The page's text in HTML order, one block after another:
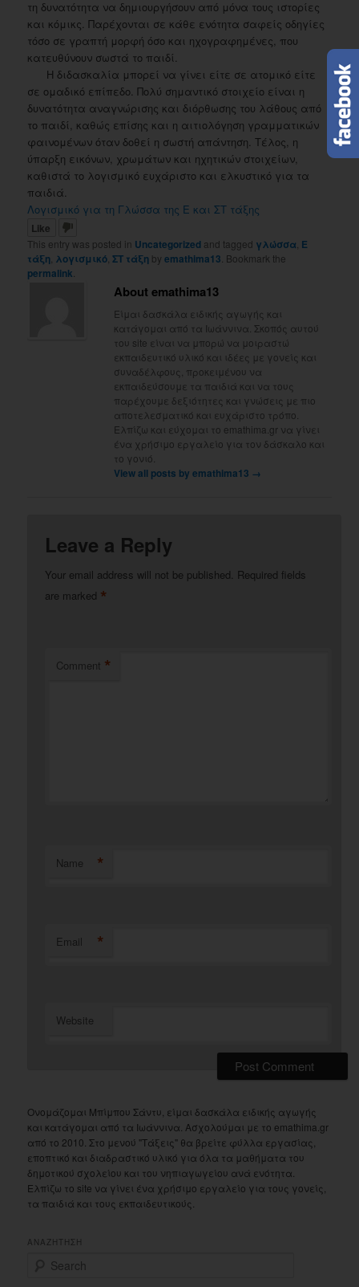
τη δυνατότητα να δημιουργήσουν από μόνα τους ιστορίες
και κόμικς. Παρέχονται σε κάθε ενότητα σαφείς οδηγίες
τόσο σε γραπτή μορφή όσο και ηχογραφημένες, που
κατευθύνουν σωστά το παιδί.
Η διδασκαλία μπορεί να γίνει είτε σε ατομικό είτε
σε ομαδικό επίπεδο. Πολύ σημαντικό στοιχείο είναι η
δυνατότητα αναγνώρισης και διόρθωσης του λάθους από
το παιδί, καθώς επίσης και η αιτιολόγηση γραμματικών
φαινομένων όταν δοθεί η σωστή απάντηση. Τέλος, η
ύπαρξη εικόνων, χρωμάτων και ηχητικών στοιχείων,
καθιστά το λογισμικό ευχάριστο και ελκυστικό για τα
παιδιά.
Λογισμικό για τη Γλώσσα της Ε και ΣΤ τάξης
Like
This entry was posted in Uncategorized and tagged γλώσσα Ε
τάξη λογισμικό ,ΣΤ τάξη byemathima13 . Bookmark the
permalink
About emathima13
Είμαι δασκάλα ειδικής αγωγής και
κατάγομαι από τα Ιωάννινα. Σκοπός αυτού
του site είναι να μπορώ να μοιραστώ
εκπαιδευτικό υλικό και ιδέες με γονείς και
συναδέλφους, προκειμένου να
εκπαιδεύσουμε τα παιδιά και να τους
παρέχουμε δεξιότητες και γνώσεις με πιο
αποτελεσματικό και ευχάριστο τρόπο.
Ελπίζω και εύχομαι το emathima.gr να γίνει
ένα χρήσιμο εργαλείο για τον δάσκαλο και
το γονιό.
View all posts by emathima13 →
Leave a Reply
Your email address will not be published. Required fields
are marked *
Comment *
Name *
Email *
Website
Ονομάζομαι Μπίμπου Σάντυ, είμαι δασκάλα ειδικής αγωγής
και κατάγομαι από τα Ιωάννινα. Ασχολούμαι με το emathima.gr
από το 2010. Στο μενού "Τάξεις" θα βρείτε φύλλα εργασίας,
εποπτικό και διαδραστικό υλικό για όλα τα μαθήματα του
δημοτικού σχολείου και του νηπιαγωγείου ανά ενότητα.
Ελπίζω το site να γίνει ένα χρήσιμο εργαλείο για τους γονείς,
τα παιδιά και τους εκπαιδευτικούς.
ΑΝΑΖΗΤΗΣΗ